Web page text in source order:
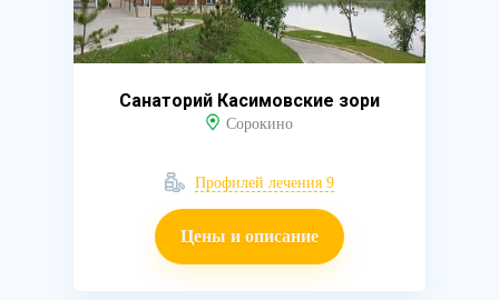
Санаторий Касимовские зори
Сорокино
Профилей лечения 9
Цены и описание